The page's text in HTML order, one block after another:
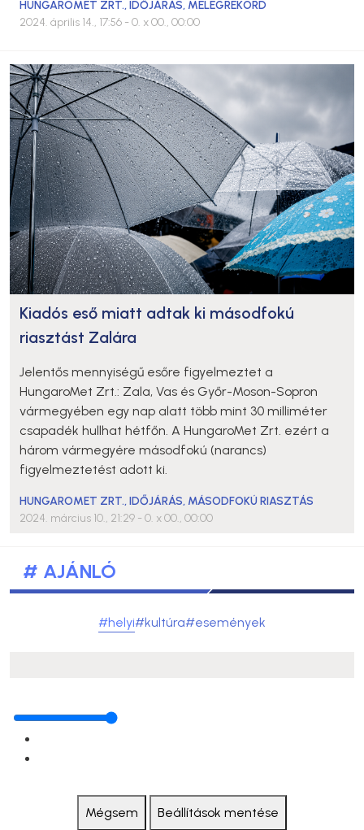
HUNGAROMET ZRT.,IDŐJÁRÁS, MELEGREKORD
2024. április 14., 17:56 - 0. x 00., 00:00
Kiadós eső miatt adtak ki másodfokú
riasztást Zalára
Jelentős mennyiségű esőre figyelmeztet a
HungaroMet Zrt.: Zala, Vas és Győr-Moson-Sopron
vármegyében egy nap alatt több mint 30 milliméter
csapadék hullhat hétfőn. A HungaroMet Zrt. ezért a
három vármegyére másodfokú (narancs)
figyelmeztetést adott ki.
HUNGAROMET ZRT.,IDŐJÁRÁS, MÁSODFOKÚ RIASZTÁS
2024. március 10., 21:29 - 0. x 00., 00:00
# AJÁNLÓ
#helyi#kultúra#események
Mégsem Beállítások mentése